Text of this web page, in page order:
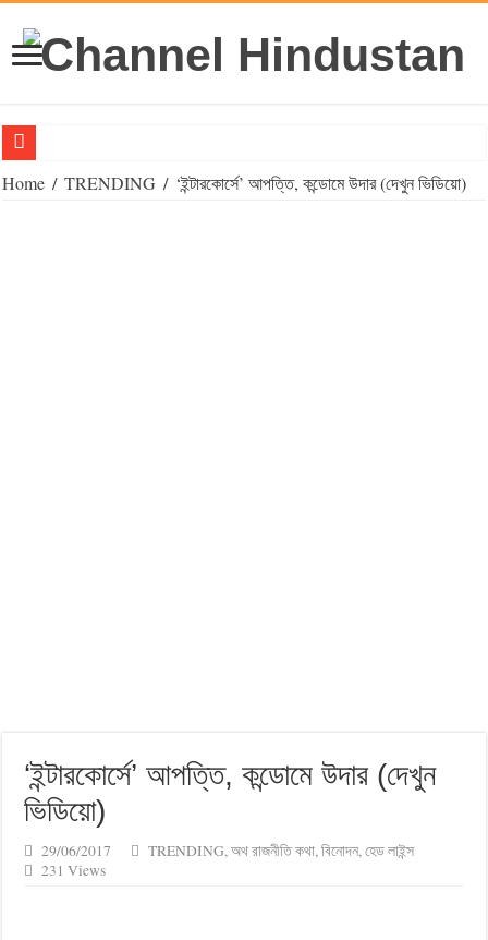
‘সনাতন’ থেকে ‘বহুতবাদ’, স্টান্স বদল বিজেপির ?
Home / TRENDING / ‘ইন্টারকোর্সে’ আপত্তি, কন্ডোমে উদার (দেখুন ভিডিয়ো)
‘ইন্টারকোর্সে’ আপত্তি, কন্ডোমে উদার (দেখুন
ভিডিয়ো)
29/06/2017 TRENDING,অথ রাজনীতি কথা,বিনোদন,হেড লাইন্স
231 Views